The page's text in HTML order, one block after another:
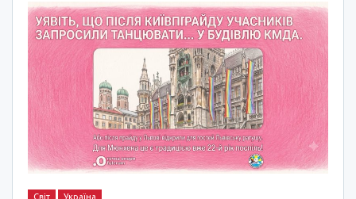
Світ Україна